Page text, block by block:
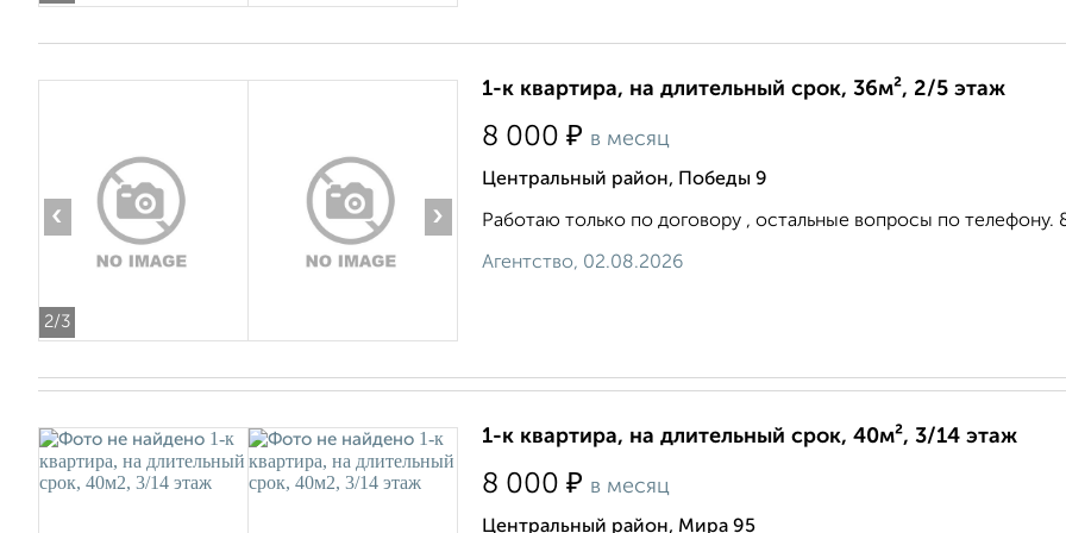
2/3
‹ ›
1-к квартира, на длительный срок, 36м², 2/5 этаж
8 000 ₽ в месяц
Центральный район, Победы 9
Работаю только по договору , остальные вопросы по телефону.
Агентство, 02.08.2026
1-к квартира, на длительный срок, 40м², 3/14 этаж
8 000 ₽ в месяц
Центральный район, Мира 95